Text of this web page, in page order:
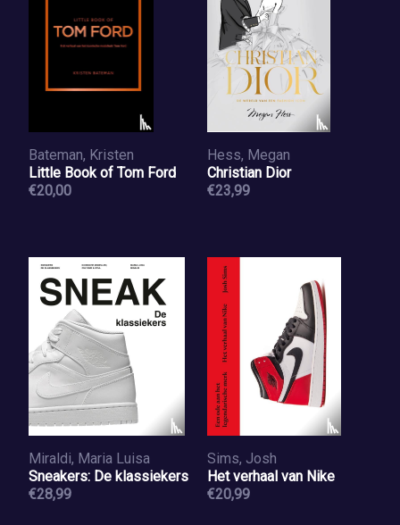
Bateman, Kristen
Little Book of Tom Ford
€20,00
Hess, Megan
Christian Dior
€23,99
Miraldi, Maria Luisa
Sneakers: De klassiekers
€28,99
Sims, Josh
Het verhaal van Nike
€20,99